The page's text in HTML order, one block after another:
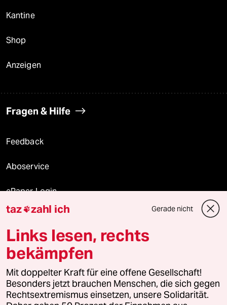
Kantine
Shop
Anzeigen
Fragen & Hilfe
Feedback
Aboservice
ePaper Login
Downloads für Abonnierende
© 2026 taz Verlags und Vertriebs GmbH
Alle Rechte vorbehalten. Bei rechtlichen Fragen oder für Genehmigungen
wenden Sie sich bitte an lizenzen@taz.de
taz zahl ich Gerade nicht
Links lesen, rechts
bekämpfen
Mit doppelter Kraft für eine offene Gesellschaft!
Besonders jetzt brauchen Menschen, die sich gegen
Rechtsextremismus einsetzen, unsere Solidarität.